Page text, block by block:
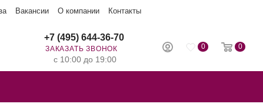
Вакансии О компании Контакты
0 0
+7 (495) 644-36-70
ЗАКАЗАТЬ ЗВОНОК
с 10:00 до 19:00